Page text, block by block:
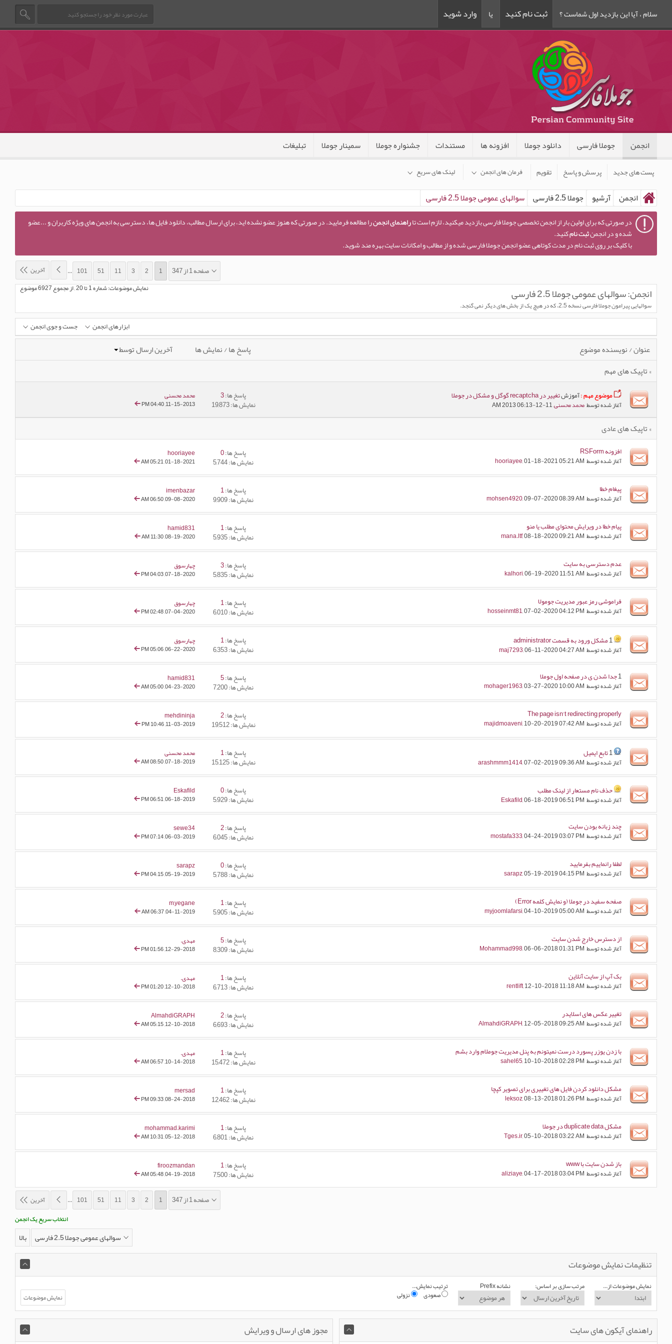
سلام ، آیا این بازدید اول شماست ؟ ثبت نام کنید یا وارد شوید
انجمن
پست های جدید پرسش و پاسخ تقویم فرمان های انجمن لینک های سریع
جوملا فارسی دانلود جوملا افزونه ها مستندات جشنواره جوملا سمینار جوملا تبلیغات
انجمن آرشیو جوملا 2.5 فارسی سوالهای عمومی جوملا 2.5 فارسی
در صورتی که برای اولین بار از انجمن تخصصی جوملا فارسی بازدید میکنید، لازم است تاراهنمای انجمنرا مطالعه فرمایید. در صورتی که هنوز عضو نشده اید، برای ارسال مطالب، دانلود فایل ها، دسترسی به انجمن های ویژه کاربران و ...عضو
شده و در انجمنثبت نامکنید.
با کلیک بر روی ثبت نام در مدت کوتاهی عضو انجمن جوملا فارسی شده و از مطالب و امکانات سایت بهره مند شوید.
صفحه 1 از 347 1
2
3
11
51
101
...
آخرین
نمایش موضوعات: شماره 1 تا 20 , از مجموع ‍6927 موضوع
انجمن:سوالهای عمومی جوملا 2.5 فارسی
سوالهایی پیرامون جوملا فارسی نسخه 2.5، که در هیچ یک از بخش های دیگر نمی گنجد.
ابزارهای انجمن جست و جوی انجمن
عنوان/نویسنده موضوع پاسخ ها/نمایش ها
آخرین ارسال توسط
» تاپیک های مهم
موضوع مهم :آموزشتغییر در recaptcha گوگل و مشکل در جوملا
آغاز شده توسطمحمد محسنی, 11-12-2013 06:13 AM
پاسخ ها:3
نمایش ها: 19,873
محمد محسنی
11-15-2013,
04:40 PM
» تاپیک های عادی
افزونه RSForm
آغاز شده توسط hooriayee, 01-18-2021 05:21 AM
پاسخ ها:0
نمایش ها: 5,744
hooriayee
01-18-2021,
05:21 AM
پیغام خطا
آغاز شده توسط mohsen4920, 09-07-2020 08:39 AM
پاسخ ها:1
نمایش ها: 9,909
imenbazar
09-08-2020,
06:50 AM
پیام خطا در ویرایش محتوای مطلب یا منو
آغاز شده توسط mana.ltf, 08-18-2020 09:21 AM
پاسخ ها:1
نمایش ها: 5,935
hamid831
08-19-2020,
11:30 AM
عدم دسترسی به سایت
آغاز شده توسط kalhori, 06-19-2020 11:51 AM
پاسخ ها:3
نمایش ها: 5,835
چهارسوق
07-18-2020,
04:03 PM
فراموشی رمز عبور مدیریت جومولا
آغاز شده توسط hosseinmt81, 07-02-2020 04:12 PM
پاسخ ها:1
نمایش ها: 6,010
چهارسوق
07-04-2020,
02:48 PM
1مشکل ورود به قسمت administrator
آغاز شده توسط maj7293, 06-11-2020 04:27 AM
پاسخ ها:1
نمایش ها: 6,353
چهارسوق
06-22-2020,
05:06 PM
1جدا شدن ی در صفحه اول جوملا
آغاز شده توسط mohager1963, 03-27-2020 10:00 AM
پاسخ ها:5
نمایش ها: 7,200
hamid831
04-23-2020,
05:00 AM
The page isn’t redirecting properly
آغاز شده توسط majidmoaveni, 10-20-2019 07:42 AM
پاسخ ها:2
نمایش ها: 19,512
mehdininja
11-03-2019,
10:46 PM
1تابع ایمیل
آغاز شده توسط arashmmm1414, 07-02-2019 09:36 AM
پاسخ ها:1
نمایش ها: 15,125
محمد محسنی
07-18-2019,
08:50 AM
حذف نام مستعار از لینک مطلب
آغاز شده توسط Eskafild, 06-18-2019 06:51 PM
پاسخ ها:0
نمایش ها: 5,929
Eskafild
06-18-2019,
06:51 PM
چند زبانه بودن سایت
آغاز شده توسط mostafa333, 04-24-2019 03:07 PM
پاسخ ها:2
نمایش ها: 6,045
sewe34
06-03-2019,
07:14 PM
لطفا رانماییم بفرمایید
آغاز شده توسط sarapz, 05-19-2019 04:15 PM
پاسخ ها:0
نمایش ها: 5,788
sarapz
05-19-2019,
04:15 PM
صفحه سفید در جوملا (و نمایش کلمه Error)
آغاز شده توسط myjoomlafarsi, 04-10-2019 05:00 AM
پاسخ ها:1
نمایش ها: 5,905
m,yegane
04-11-2019,
06:37 AM
از دسترس خارج شدن سایت
آغاز شده توسط Mohammad998, 06-06-2018 01:31 PM
پاسخ ها:5
نمایش ها: 8,309
مهدی.
12-29-2018,
01:56 PM
بک آپ از سایت آنلاین
آغاز شده توسط rentlift, 12-10-2018 11:18 AM
پاسخ ها:1
نمایش ها: 6,713
مهدی.
12-10-2018,
01:20 PM
تغییر عکس های اسلایدر
آغاز شده توسط AlmahdiGRAPH, 12-05-2018 09:25 AM
پاسخ ها:2
نمایش ها: 6,693
AlmahdiGRAPH
12-10-2018,
05:15 AM
با زدن یوزر پسورد درست نمیتونم به پنل مدیریت جوملام وارد بشم
آغاز شده توسط sahel65, 10-10-2018 02:28 PM
پاسخ ها:1
نمایش ها: 15,472
مهدی.
10-14-2018,
06:57 AM
مشکل دانلود کردن فایل های تغییری برای تصویر کپچا
آغاز شده توسط leksoz, 08-13-2018 01:26 PM
پاسخ ها:1
نمایش ها: 12,462
mersad
08-24-2018,
09:33 PM
مشکل duplicate data در جوملا
آغاز شده توسط Tges.ir, 05-10-2018 03:22 AM
پاسخ ها:1
نمایش ها: 6,801
mohammad.karimi
05-12-2018,
10:31 AM
باز شدن سایت با www
آغاز شده توسط aliziaye, 04-17-2018 03:04 PM
پاسخ ها:1
نمایش ها: 7,500
firoozmandan
04-19-2018,
05:48 AM
صفحه 1 از 347 1
2
3
11
51
101
...
آخرین
انتخاب سریع یک انجمن
سوالهای عمومی جوملا 2.5 فارسی بالا
تنظیمات نمایش موضوعات
نمایش موضوعات از... مرتب سازی بر اساس: نشانه Prefix ترتیب نمایش...
صعودی نزولی
راهنمای آیکون های سایت مجوز های ارسال و ویرایش